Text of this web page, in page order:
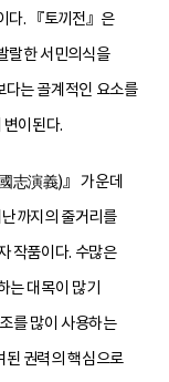
다. 『토끼전』은
랄한 서민의식을
다는 골계적인 요소를
변이된다.
志演義)』 가운데
까지의 줄거리를
작품이다. 수많은
는 대목이 많기
를 많이 사용하는
된 권력의 핵심으로